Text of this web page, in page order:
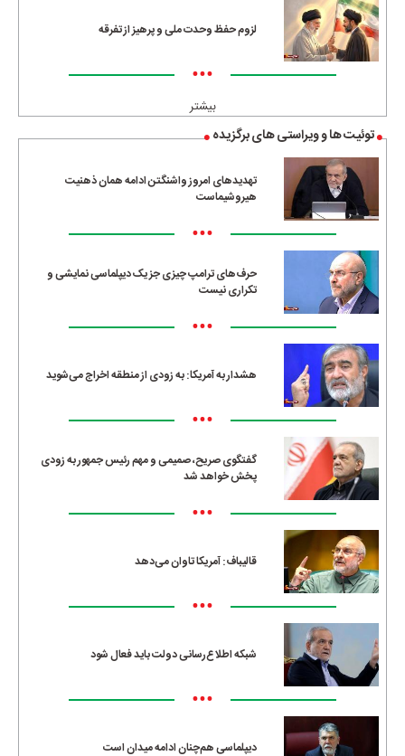
لزوم حفظ وحدت ملی و پرهیز از تفرقه
•••
بیشتر
توئیت ها و ویراستی های برگزیده
تهدیدهای امروز واشنگتن ادامه همان ذهنیت
هیروشیماست
•••
حرف‌های ترامپ چیزی جز یک دیپلماسی نمایشی و
تکراری نیست
•••
هشدار به آمریکا: به زودی از منطقه اخراج می‌شوید
•••
گفتگوی صریح، صمیمی و مهم رئیس جمهور به زودی
پخش خواهد شد
•••
قالیباف: آمریکا تاوان می‌دهد
•••
شبکه اطلاع‌رسانی دولت باید فعال شود
•••
دیپلماسی هم‌چنان ادامه میدان است